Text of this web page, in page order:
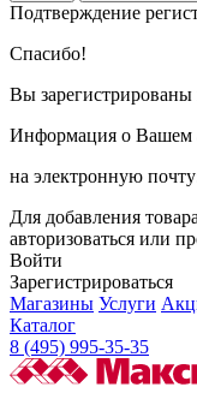
Подтверждение
Спасибо!
Вы
Информация о Вашем
на электронную
Для добавления
авторизоваться или
Войти
Зарегистрироваться
Магазины Услуги
Каталог
8 (495) 995-35-35